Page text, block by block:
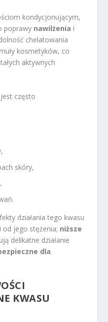
kondycjonującym,
poprawy nawilżenia i
chelatowania
kosmetyków, co
aktywnych
często
skóry,
działania tego kwasu
od jego stężenia; niższe
delikatne działanie
dla
KWASU